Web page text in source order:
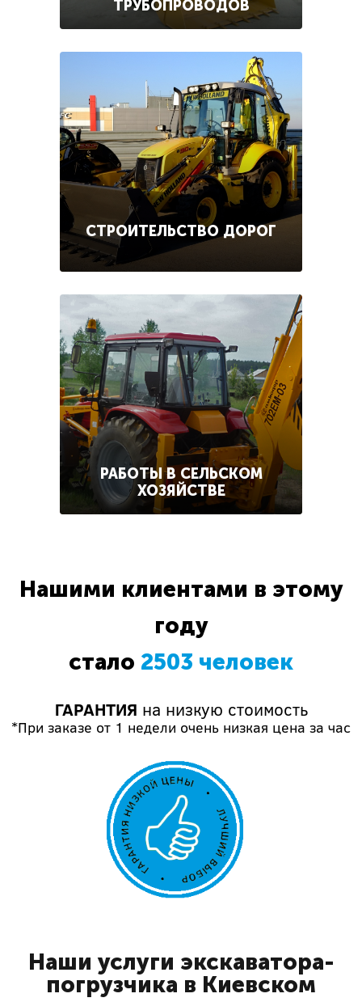
ТРУБОПРОВОДОВ
СТРОИТЕЛЬСТВО ДОРОГ
РАБОТЫ В СЕЛЬСКОМ
ХОЗЯЙСТВЕ
Нашими клиентами в этому
году
стало 2503 человек
ГАРАНТИЯ на низкую стоимость
*При заказе от 1 недели очень низкая цена за час
Наши услуги экскаватора-
погрузчика в Киевском